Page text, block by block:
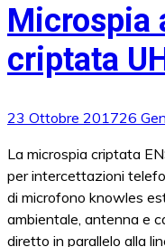
Microspia
criptata
23 Ottobre 201726
La microspia criptata
per intercettazioni
di microfono knowles
ambientale, antenna e
diretto in parallelo alla